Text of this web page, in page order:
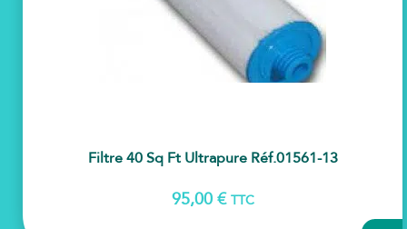
Filtre 40 Sq Ft Ultrapure Réf.01561-13
95,00 € TTC